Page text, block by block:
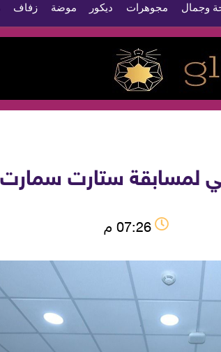
وجمال مجوهرات ديكور موضة زفاف
07:26 م